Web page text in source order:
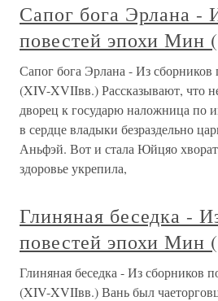
Сапог бога Эрлана -
повестей эпохи
Сапог бога Эрлана - Из
(XIV-XVIIвв.) Рассказывают, что
дворец к государю наложница
в сердце владыки безраздельно
Аньфэй. Вот и стала Юйцяо
здоровье укрепила,
Глиняная беседка -
повестей эпохи
Глиняная беседка - Из сборников
(XIV-XVIIвв.) Вань был